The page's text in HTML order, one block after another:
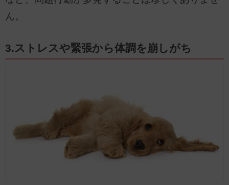
ん。
3.ストレスや緊張から体調を崩しがち